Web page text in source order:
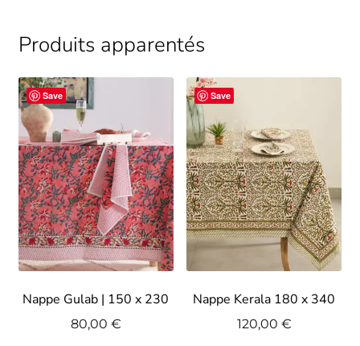
Produits apparentés
Save
Nappe Gulab | 150 x 230
80,00 €
Save
Nappe Kerala 180 x 340
120,00 €